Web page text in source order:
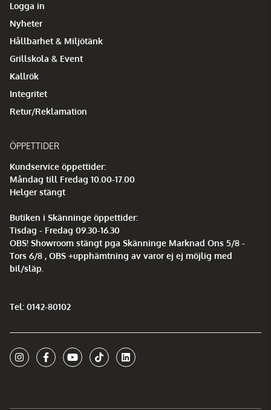
Logga in
Nyheter
Hållbarhet & Miljötänk
Grillskola & Event
Kallrök
Integritet
Retur/Reklamation
ÖPPETTIDER
Kundservice öppettider:
Måndag till Fredag 10.00-17.00
Helger stängt
Butiken i Skänninge öppettider:
Tisdag - Fredag 09.30-16.30
OBS! Showroom stängt pga Skänninge Marknad Ons 5/8 -
Tors 6/8 , OBS +upphämtning av varor ej ej möjlig med
bil/släp.
Tel: 0142-80102